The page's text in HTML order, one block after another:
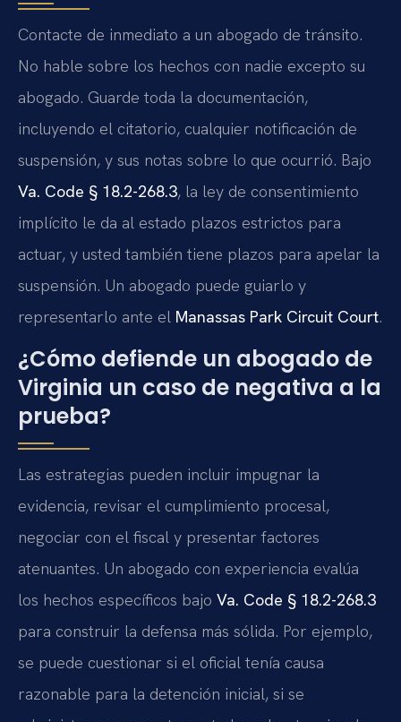
Contacte de inmediato a un abogado de tránsito.
No hable sobre los hechos con nadie excepto su
abogado. Guarde toda la documentación,
incluyendo el citatorio, cualquier notificación de
suspensión, y sus notas sobre lo que ocurrió. Bajo
Va. Code § 18.2-268.3, la ley de consentimiento
implícito le da al estado plazos estrictos para
actuar, y usted también tiene plazos para apelar la
suspensión. Un abogado puede guiarlo y
representarlo ante el Manassas Park Circuit Court.
¿Cómo defiende un abogado de
Virginia un caso de negativa a la
prueba?
Las estrategias pueden incluir impugnar la
evidencia, revisar el cumplimiento procesal,
negociar con el fiscal y presentar factores
atenuantes. Un abogado con experiencia evalúa
los hechos específicos bajo Va. Code § 18.2-268.3
para construir la defensa más sólida. Por ejemplo,
se puede cuestionar si el oficial tenía causa
razonable para la detención inicial, si se